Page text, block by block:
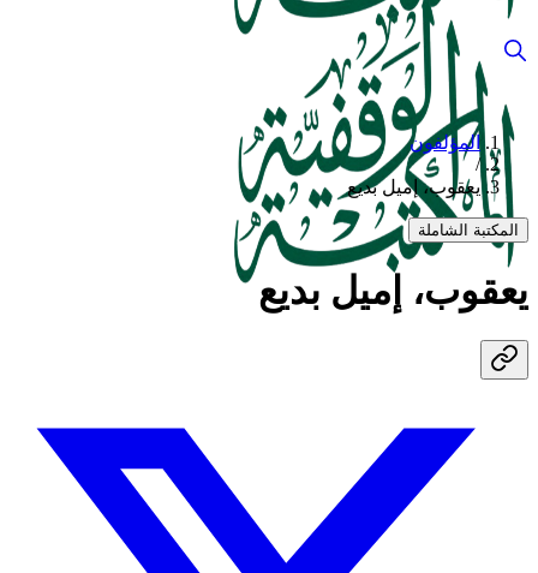
المؤلفون
/
يعقوب، إميل بديع
المكتبة الشاملة
يعقوب، إميل بديع